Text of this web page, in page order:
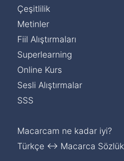
Çeşitlilik
Metinler
Fiil Alıştırmaları
Superlearning
Online Kurs
Sesli Alıştırmalar
SSS
Macarcam ne kadar iyi?
Türkçe ↔ Macarca Sözlük